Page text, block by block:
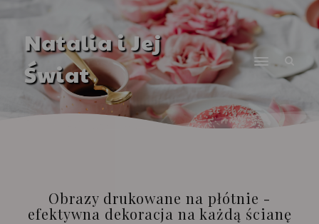
Natalia i Jej
Świat
Obrazy drukowane na płótnie -
efektywna dekoracja na każdą ścianę